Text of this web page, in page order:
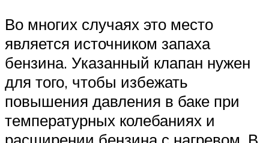
Во многих случаях это место
является источником запаха
бензина. Указанный клапан нужен
для того, чтобы избежать
повышения давления в баке при
температурных колебаниях и